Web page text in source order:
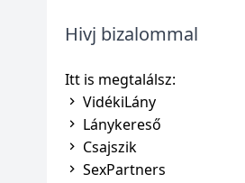
Hivj bizalommal
Itt is megtalálsz:
VidékiLány
Lánykereső
Csajszik
SexPartners